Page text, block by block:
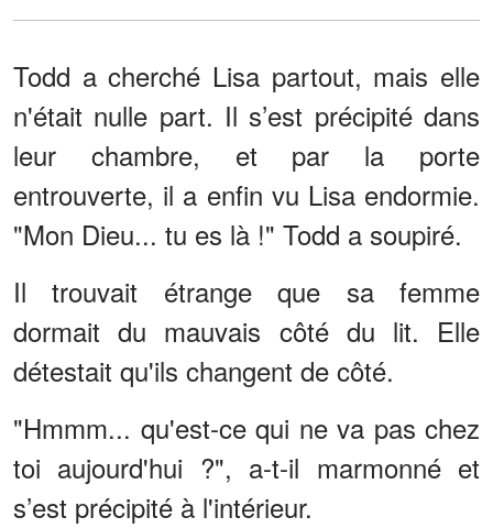
Todd a cherché Lisa partout, mais elle
n'était nulle part. Il s’est précipité dans
leur chambre, et par la porte
entrouverte, il a enfin vu Lisa endormie.
"Mon Dieu... tu es là !" Todd a soupiré.
Il trouvait étrange que sa femme
dormait du mauvais côté du lit. Elle
détestait qu'ils changent de côté.
"Hmmm... qu'est-ce qui ne va pas chez
toi aujourd'hui ?", a-t-il marmonné et
s’est précipité à l'intérieur.